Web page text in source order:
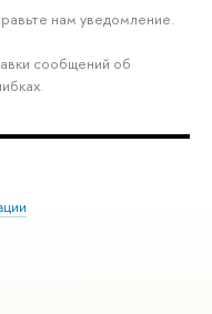
нам уведомление.
сообщений об